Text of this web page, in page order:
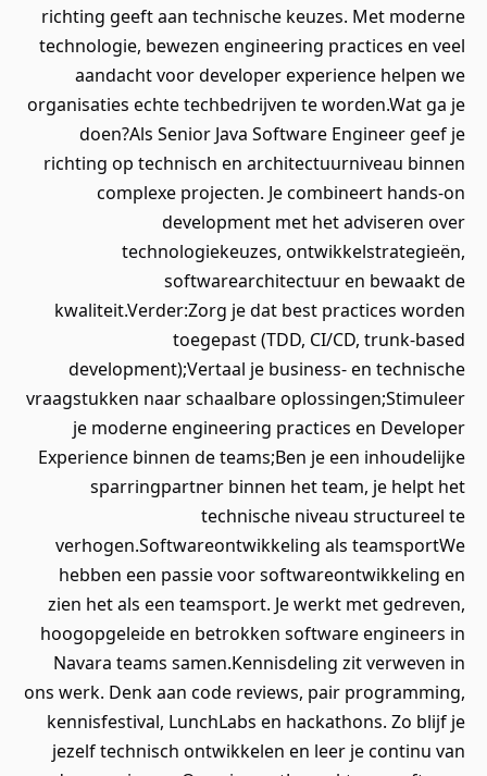
richting geeft aan technische keuzes. Met moderne
technologie, bewezen engineering practices en veel
aandacht voor developer experience helpen we
organisaties echte techbedrijven te worden.Wat ga je
doen?Als Senior Java Software Engineer geef je
richting op technisch en architectuurniveau binnen
complexe projecten. Je combineert hands-on
development met het adviseren over
technologiekeuzes, ontwikkelstrategieën,
softwarearchitectuur en bewaakt de
kwaliteit.Verder:Zorg je dat best practices worden
toegepast (TDD, CI/CD, trunk-based
development);Vertaal je business- en technische
vraagstukken naar schaalbare oplossingen;Stimuleer
je moderne engineering practices en Developer
Experience binnen de teams;Ben je een inhoudelijke
sparringpartner binnen het team, je helpt het
technische niveau structureel te
verhogen.Softwareontwikkeling als teamsportWe
hebben een passie voor softwareontwikkeling en
zien het als een teamsport. Je werkt met gedreven,
hoogopgeleide en betrokken software engineers in
Navara teams samen.Kennisdeling zit verweven in
ons werk. Denk aan code reviews, pair programming,
kennisfestival, LunchLabs en hackathons. Zo blijf je
jezelf technisch ontwikkelen en leer je continu van